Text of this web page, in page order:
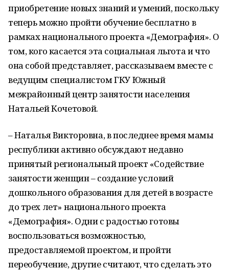
приобретение новых знаний и умений, поскольку
теперь можно пройти обучение бесплатно в
рамках национального проекта «Демография». О
том, кого касается эта социальная льгота и что
она собой представляет, рассказываем вместе с
ведущим специалистом ГКУ Южный
межрайонный центр занятости населения
Натальей Кочетовой.
– Наталья Викторовна, в последнее время мамы
республики активно обсуждают недавно
принятый региональный проект «Содействие
занятости женщин – создание условий
дошкольного образования для детей в возрасте
до трех лет» национального проекта
«Демография». Одни с радостью готовы
воспользоваться возможностью,
предоставляемой проектом, и пройти
переобучение, другие считают, что сделать это